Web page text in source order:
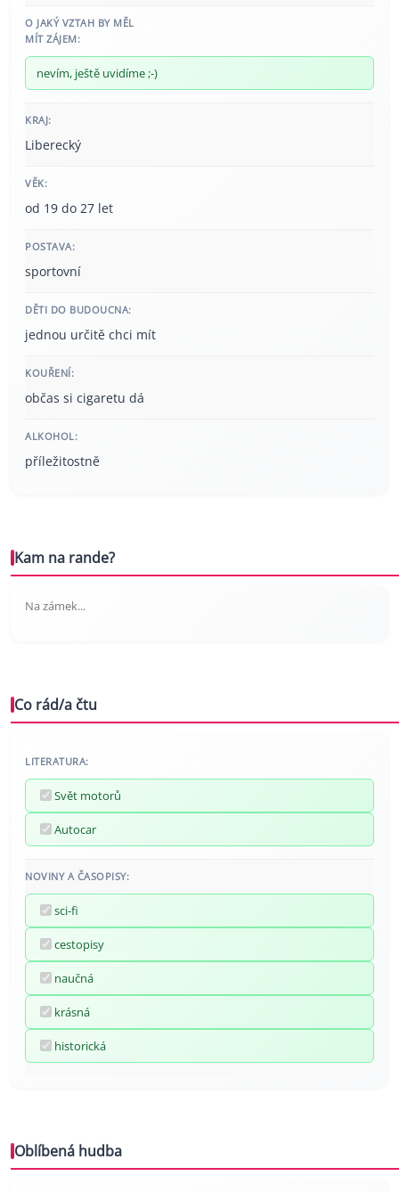
O JAKÝ VZTAH BY MĚL
MÍT ZÁJEM:
nevím, ještě uvidíme ;-)
KRAJ:
Liberecký
VĚK:
od 19 do 27 let
POSTAVA:
sportovní
DĚTI DO BUDOUCNA:
jednou určitě chci mít
KOUŘENÍ:
občas si cigaretu dá
ALKOHOL:
příležitostně
Kam na rande?
Na zámek...
Co rád/a čtu
LITERATURA:
Svět motorů
Autocar
NOVINY A ČASOPISY:
sci-fi
cestopisy
naučná
krásná
historická
Oblíbená hudba